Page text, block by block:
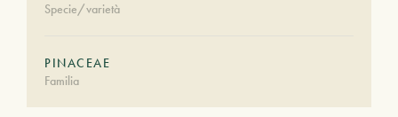
Specie/varietà
PINACEAE
Familia